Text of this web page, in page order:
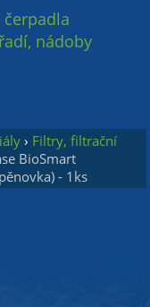
nádoby
› Filtry, filtrační
BioSmart
- 1ks